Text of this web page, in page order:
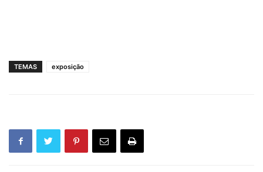
TEMAS exposição